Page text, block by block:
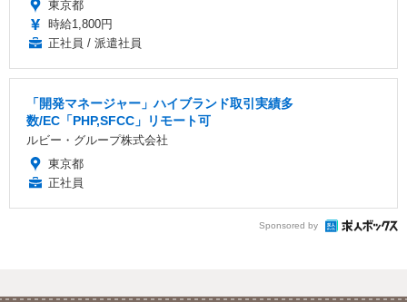
東京都
時給1,800円
正社員 / 派遣社員
「開発マネージャー」ハイブランド取引実績多
数/EC「PHP,SFCC」リモート可
ルビー・グループ株式会社
東京都
正社員
Sponsored by